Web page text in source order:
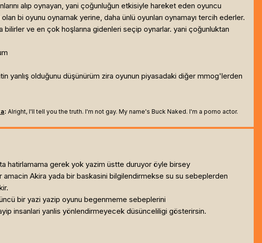
alıp oynayan, yani çoğunluğun etkisiyle hareket eden oyuncu
bi oyunu oynamak yerine, daha ünlü oyunları oynamayı tercih ederler.
ve en çok hoşlarına gidenleri seçip oynarlar. yani çoğunluktan
yanlış olduğunu düşünürüm zira oyunun piyasadaki diğer mmog'lerden
: Alright, I'll tell you the truth. I'm not gay. My name's Buck Naked. I'm a porno actor.
hatirlamama gerek yok yazim üstte duruyor öyle birsey
Akira yada bir baskasini bilgilendirmekse su su sebeplerden
bir yazi yazip oyunu begenmeme sebeplerini
insanlari yanlis yönlendirmeyecek düsünceliligi gösterirsin.